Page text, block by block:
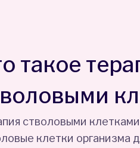
такое
стволовыми
клетки организма